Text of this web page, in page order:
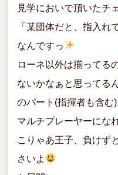
見学においで頂いたチ
「某団体だと、指入れ
なんですっ
ローネ以外は揃ってる
ないかなぁと思ってる
のパート(指揮者も含む
マルチプレーヤーにな
こりゃあ王子、負けず
さいよ